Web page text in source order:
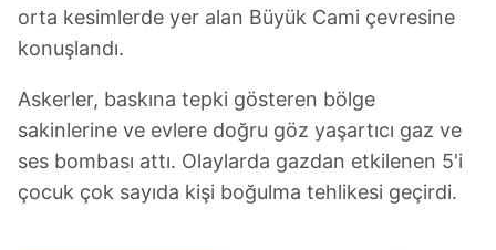
orta kesimlerde yer alan Büyük Cami çevresine
konuşlandı.
Askerler, baskına tepki gösteren bölge
sakinlerine ve evlere doğru göz yaşartıcı gaz ve
ses bombası attı. Olaylarda gazdan etkilenen 5'i
çocuk çok sayıda kişi boğulma tehlikesi geçirdi.